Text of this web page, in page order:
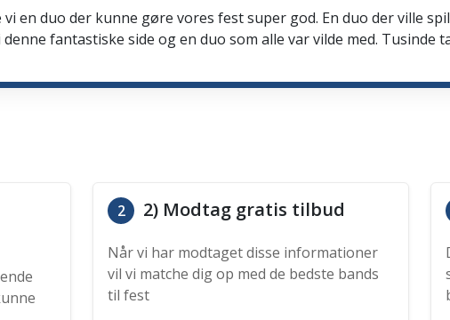
en duo der kunne gøre vores fest super god. En duo der ville
fantastiske side og en duo som alle var vilde med. Tusinde
2 2) Modtag gratis tilbud
Når vi har modtaget disse informationer
vil vi matche dig op med de bedste bands
til fest